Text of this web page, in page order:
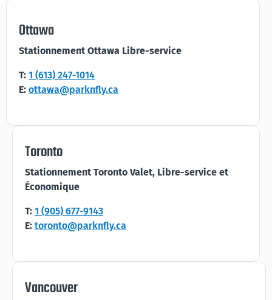
Ottawa
Stationnement Ottawa Libre-service
T: 1 (613) 247-1014
E: ottawa@parknfly.ca
Toronto
Stationnement Toronto Valet, Libre-service et
Économique
T: 1 (905) 677-9143
E: toronto@parknfly.ca
Vancouver